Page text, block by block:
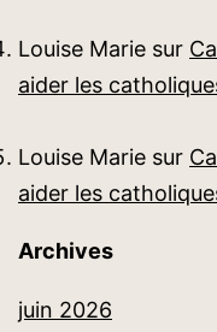
Louise Marie sur
aider les
Louise Marie sur
aider les
Archives
juin 2026